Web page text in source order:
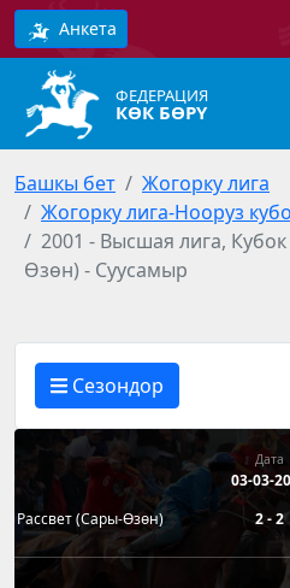
Анкета
ФЕДЕРАЦИЯ
КӨК БӨРҮ
Башкы бет
Жогорку лига
Жогорку лига-Нооруз
2001 - Высшая лига,
Өзөн) - Суусамыр
Сезондор
Дата
03-03-
Рассвет (Сары-Өзөн)
2 - 2